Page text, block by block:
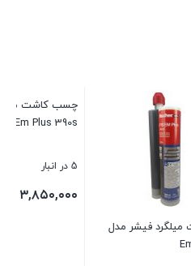
چسب کاشت میلگرد فیشر مدل
Em Plus 390s
۳,۸۵۰,۰۰۰ تومان